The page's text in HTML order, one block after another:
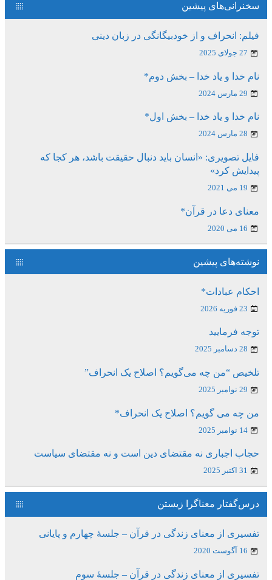
سخنرانی‌های پیشین
فیلم: انحراف و از خودبیگانگی در زبان دینی
27 جولای 2025
نام خدا و یاد خدا – بخش دوم*
29 مارس 2024
نام خدا و یاد خدا – بخش اول*
28 مارس 2024
فایل تصویری: «انسان باید دنبال حقیقت باشد، هر کجا که
پیدایش کرد»
19 می 2021
معنای دعا در قرآن*
16 می 2020
نوشته‌های پیشین
احکام عبادات*
23 فوریه 2026
توجه فرمایید
28 دسامبر 2025
تلخیص “من چه می‌گویم؟ اصلاح یک انحراف”
29 نوامبر 2025
من چه می گویم؟ اصلاح یک انحراف*
14 نوامبر 2025
حجاب اجباری نه مقتضای دین است و نه مقتضای سیاست
31 اکتبر 2025
درس‌گفتار معناگرا زیستن
تفسیری از معنای زندگی در قرآن – جلسۀ چهارم و پایانی
16 آگوست 2020
تفسیری از معنای زندگی در قرآن – جلسۀ سوم